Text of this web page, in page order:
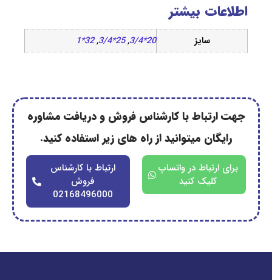
بیشتر
20*3/4
,
32*1
با کارشناس فروش و دریافت مشاوره
میتوانید از راه های زیر استفاده کنید.
ارتباط با کارشناس
02168496000
در واتساپ
کلیک کنید